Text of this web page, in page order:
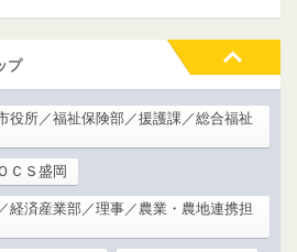
プ
役所／福祉保険部／援護課／総合福祉
ＣＳ盛岡
経済産業部／理事／農業・農地連携担